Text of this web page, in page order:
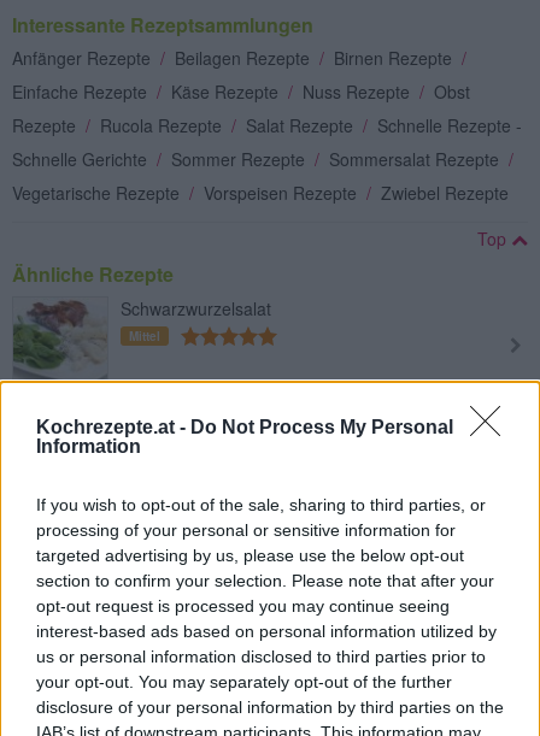
Kochrezepte.at - Do Not Process My Personal
Information
If you wish to opt-out of the sale, sharing to third parties, or
processing of your personal or sensitive information for
targeted advertising by us, please use the below opt-out
section to confirm your selection. Please note that after your
opt-out request is processed you may continue seeing
interest-based ads based on personal information utilized by
us or personal information disclosed to third parties prior to
your opt-out. You may separately opt-out of the further
disclosure of your personal information by third parties on the
IAB’s list of downstream participants. This information may
Interessante Rezeptsammlungen
Anfänger Rezepte / Beilagen Rezepte / Birnen Rezepte /
Einfache Rezepte / Käse Rezepte / Nuss Rezepte / Obst
Rezepte / Rucola Rezepte / Salat Rezepte / Schnelle Rezepte -
Schnelle Gerichte / Sommer Rezepte / Sommersalat Rezepte /
Vegetarische Rezepte / Vorspeisen Rezepte / Zwiebel Rezepte
Top
Ähnliche Rezepte
Schwarzwurzelsalat
Mittel
Herzhafter Vogersalat mit Speck
Leicht
Vogerlsalat mit Speck
Leicht
Zucchinisalat
Leicht